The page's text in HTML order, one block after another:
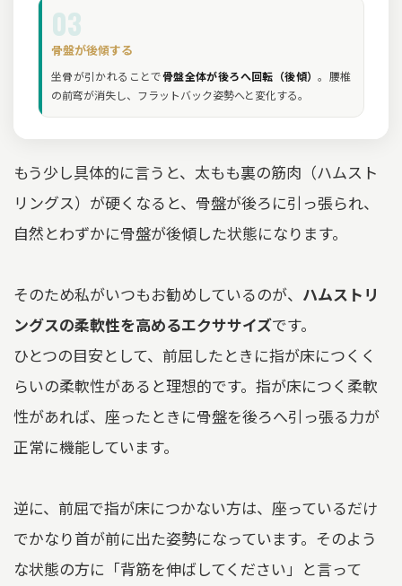
03
骨盤が後傾する
坐骨が引かれることで骨盤全体が後ろへ回転（後傾）。腰椎
の前弯が消失し、フラットバック姿勢へと変化する。
もう少し具体的に言うと、太もも裏の筋肉（ハムスト
リングス）が硬くなると、骨盤が後ろに引っ張られ、
自然とわずかに骨盤が後傾した状態になります。
そのため私がいつもお勧めしているのが、 ハムストリ
ングスの柔軟性を高めるエクササイズです。
ひとつの目安として、前屈したときに指が床につくく
らいの柔軟性があると理想的です。指が床につく柔軟
性があれば、座ったときに骨盤を後ろへ引っ張る力が
正常に機能しています。
逆に、前屈で指が床につかない方は、座っているだけ
でかなり首が前に出た姿勢になっています。そのよう
な状態の方に「背筋を伸ばしてください」と言って